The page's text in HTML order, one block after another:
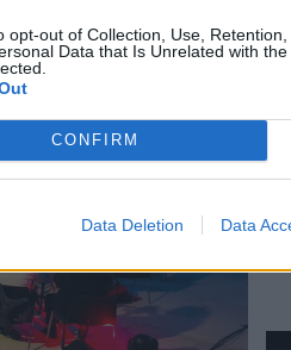
opt-out of Collection, Use,
Data that Is Unrelated with
CONFIRM
Data Deletion Data